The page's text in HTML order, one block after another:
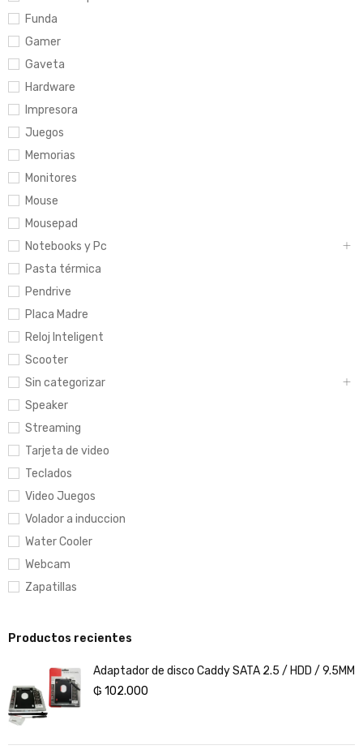
Funda
Gamer
Gaveta
Hardware
Impresora
Juegos
Memorias
Monitores
Mouse
Mousepad
Notebooks y Pc
Pasta térmica
Pendrive
Placa Madre
Reloj Inteligent
Scooter
Sin categorizar
Speaker
Streaming
Tarjeta de video
Teclados
Video Juegos
Volador a induccion
Water Cooler
Webcam
Zapatillas
Productos recientes
Adaptador de disco Caddy SATA 2.5 / HDD / 9.5MM
₲ 102.000